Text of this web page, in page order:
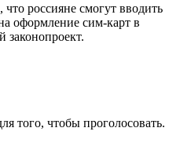
россияне смогут вводить
оформление сим‑карт в
законопроект.
того, чтобы проголосовать.